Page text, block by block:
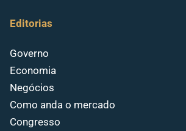
Editorias
Governo
Economia
Negócios
Como anda o mercado
Congresso